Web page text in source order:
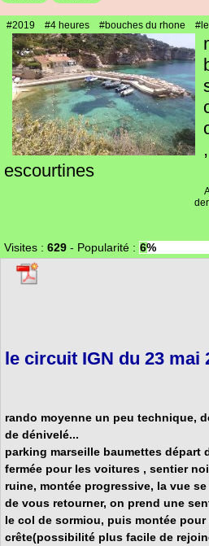
#2019 #4 heures #bouches du rhone
escourtines
Visites : 629 - Popularité : 6%
le circuit IGN du 23 mai
rando moyenne un peu technique,
de dénivelé...
parking marseille baumettes départ
fermée pour les voitures , sentier
ruine, montée progressive, la vue se
de vous retourner, on prend une
le col de sormiou, puis montée
crête(possibilité plus facile de